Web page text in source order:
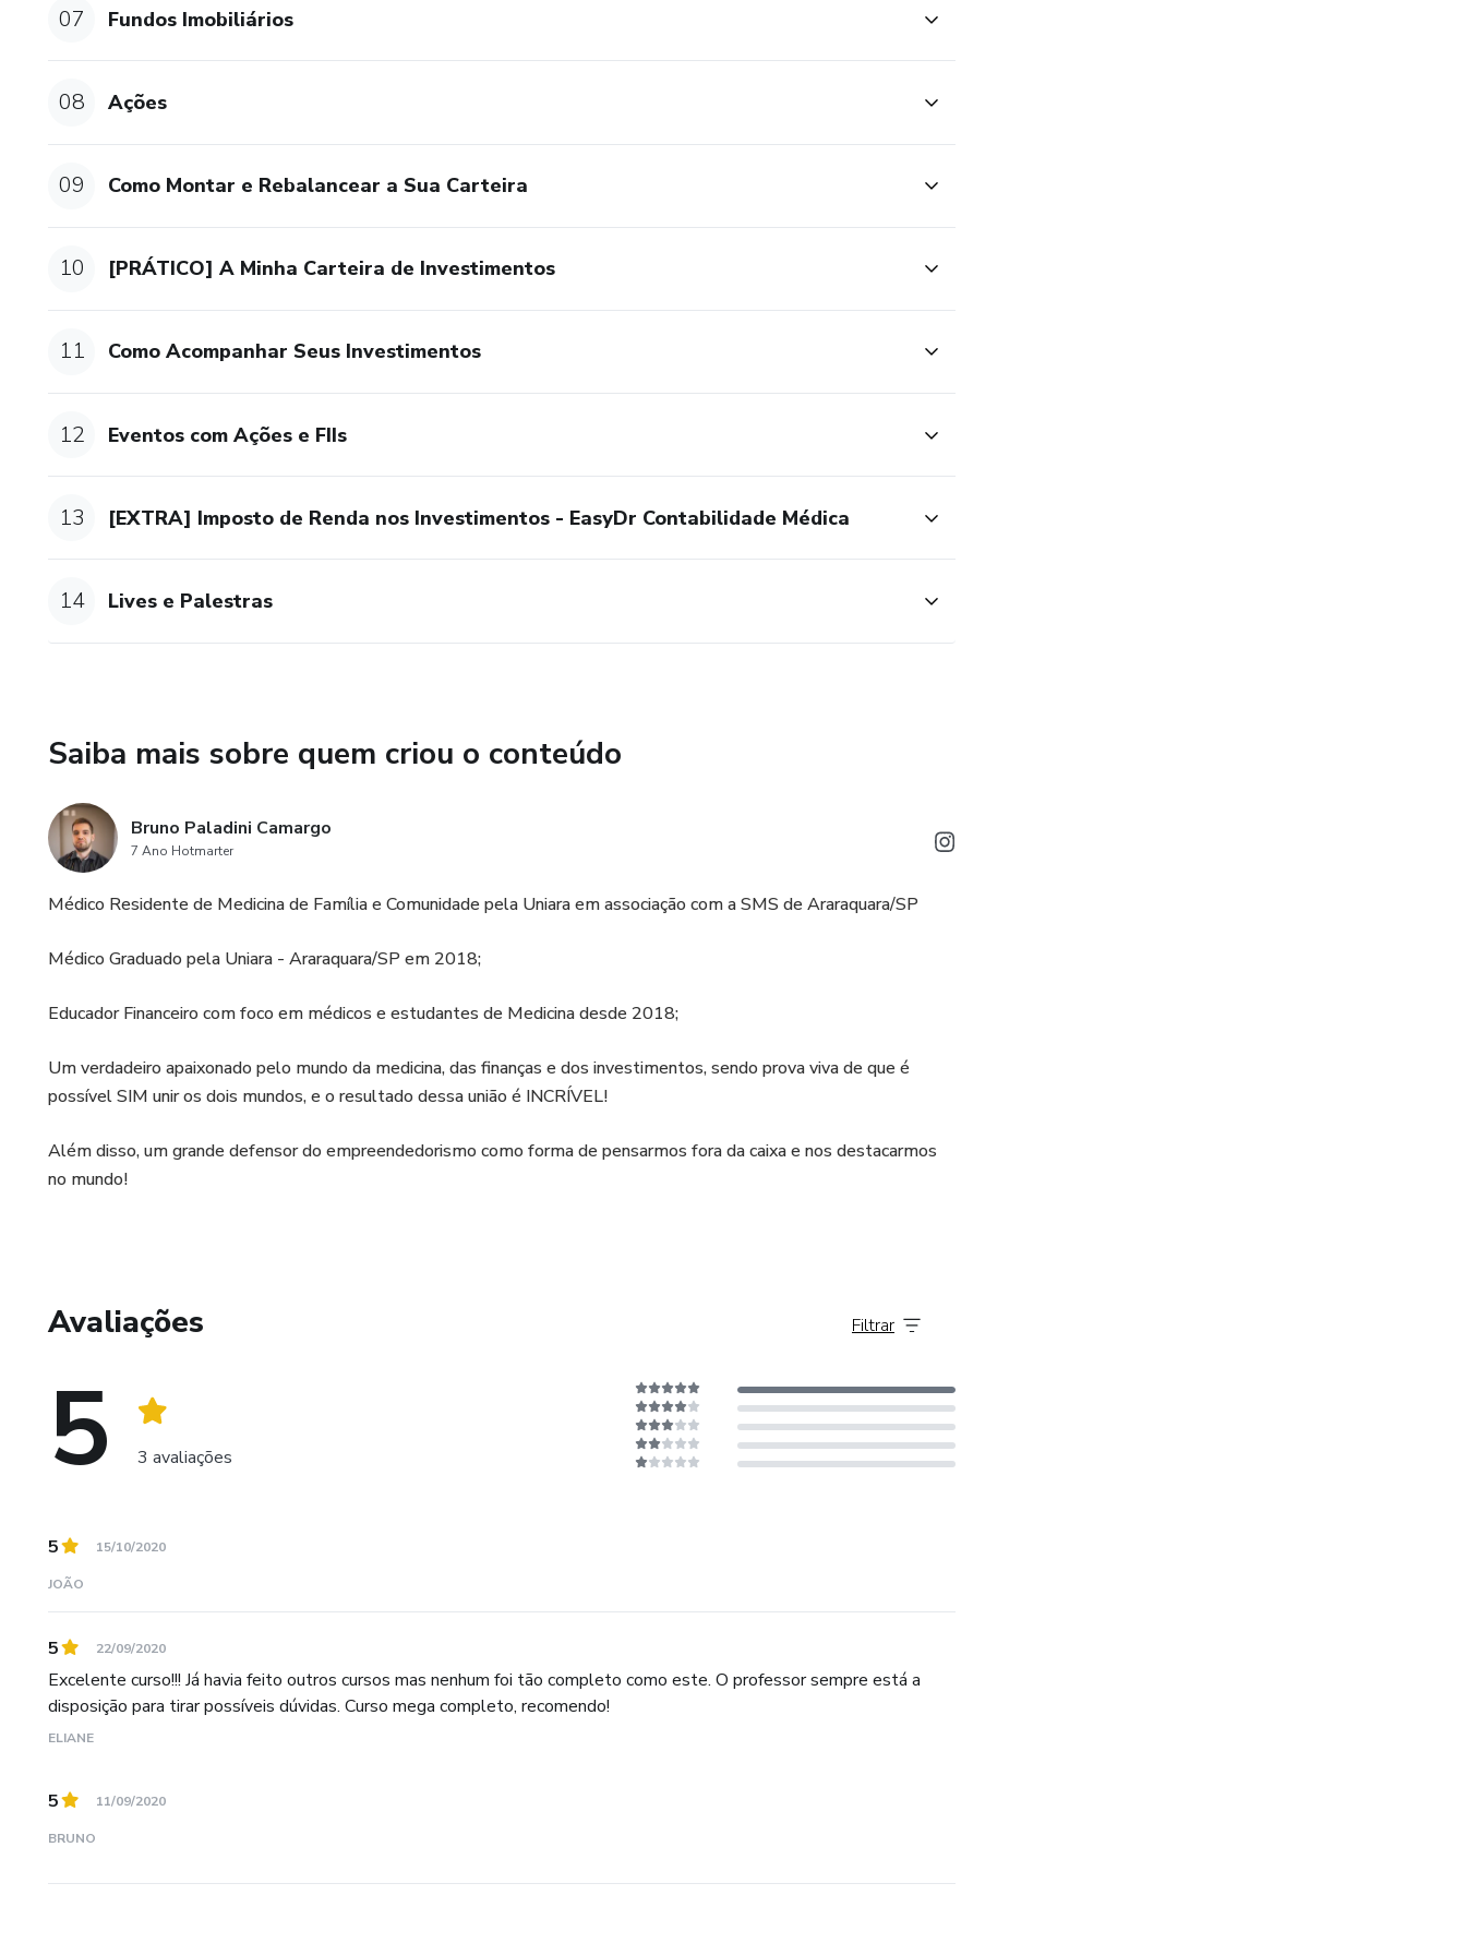
07 Fundos Imobiliários
08 Ações
09 Como Montar e Rebalancear a Sua Carteira
10 [PRÁTICO] A Minha Carteira de Investimentos
11 Como Acompanhar Seus Investimentos
12 Eventos com Ações e FIIs
13 [EXTRA] Imposto de Renda nos Investimentos - EasyDr Contabilidade Médica
14 Lives e Palestras
Saiba mais sobre quem criou o conteúdo
Bruno Paladini Camargo
7 Ano Hotmarter
Médico Residente de Medicina de Família e Comunidade pela Uniara em associação com a SMS de Araraquara/SP
Médico Graduado pela Uniara - Araraquara/SP em 2018;
Educador Financeiro com foco em médicos e estudantes de Medicina desde 2018;
Um verdadeiro apaixonado pelo mundo da medicina, das finanças e dos investimentos, sendo prova viva de que é
possível SIM unir os dois mundos, e o resultado dessa união é INCRÍVEL!
Além disso, um grande defensor do empreendedorismo como forma de pensarmos fora da caixa e nos destacarmos
no mundo!
Avaliações
5 3 avaliações
Filtrar
5 15/10/2020
JOÃO
5 22/09/2020
Excelente curso!!! Já havia feito outros cursos mas nenhum foi tão completo como este. O professor sempre está a
disposição para tirar possíveis dúvidas. Curso mega completo, recomendo!
ELIANE
5 11/09/2020
BRUNO